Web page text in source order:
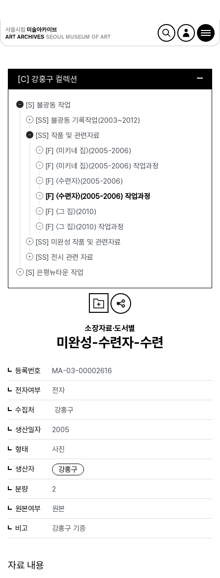
[C] 강홍구 컬렉션
[S] 불광동 작업
[SS] 불광동 기록작업(2003~2012)
[SS] 작품 및 관련자료
[F] 〈미키네 집〉(2005-2006)
[F] 〈미키네 집〉(2005-2006) 작업과정
[F] 〈수련자〉(2005-2006)
[F] 〈수련자〉(2005-2006) 작업과정
[F] 〈그 집〉(2010)
[F] 〈그 집〉(2010) 작업과정
[SS] 미완성 작품 및 관련자료
[SS] 전시 관련 자료
[S] 은평뉴타운 작업
소장자료·도서별
미완성-수련자-수련
등록번호 MA-03-00002616
전자여부 전자
수집처 강홍구
생산일자 2005
형태 사진
생산자 강홍구
분량 2
원본여부 원본
비고 강홍구 기증
자료 내용